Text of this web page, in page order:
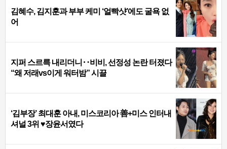
김혜수, 김지훈과 부부 케미 ‘얼빡샷’에도 굴욕 없
어
지퍼 스르륵 내리더니‥비비, 선정성 논란 터졌다
“왜 저래vs이게 워터밤” 시끌
‘김부장’ 최대훈 아내, 미스코리아 善+미스 인터내
셔널 3위 ♥장윤서였다